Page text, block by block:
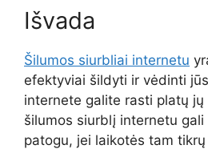
Išvada
Šilumos siurbliai internetu
efektyviai šildyti ir vėdinti
internete galite rasti platų jų
šilumos siurblį internetu
patogu, jei laikotės tam